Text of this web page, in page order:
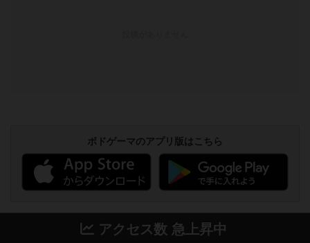
ボドゲーマのアプリ版はこちら
アクセス数 急上昇中